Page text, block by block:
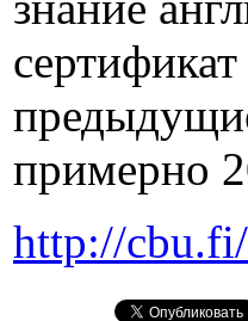
примерно
http://